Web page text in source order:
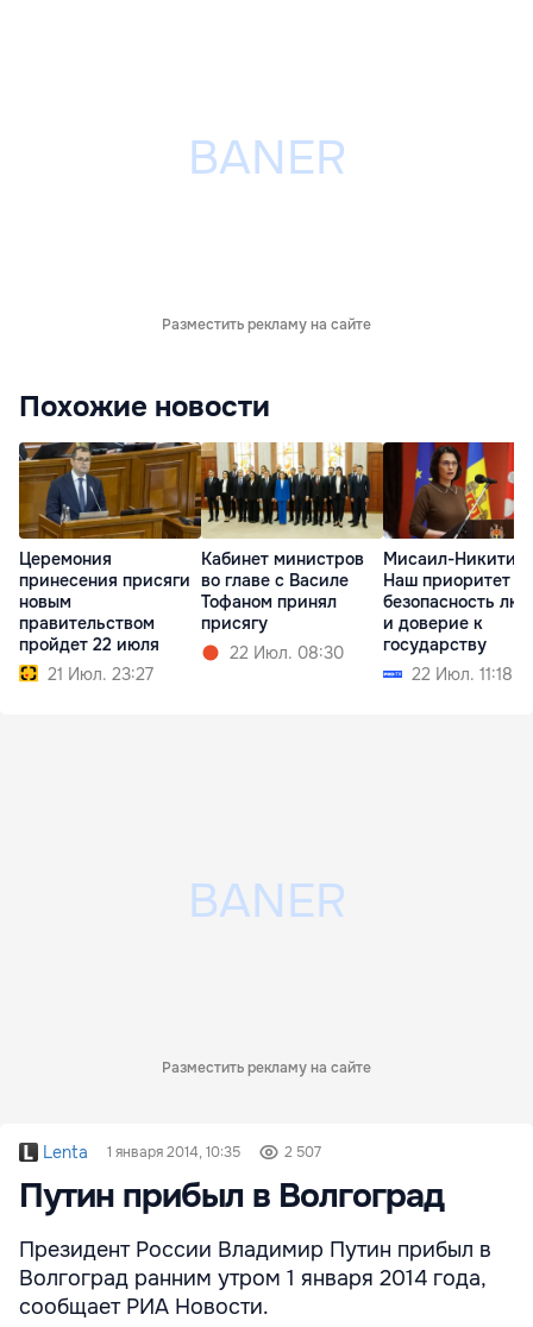
Разместить рекламу на сайте
Похожие новости
Церемония
принесения присяги
новым
правительством
пройдет 22 июля
21 Июл. 23:27
Кабинет министров
во главе с Василе
Тофаном принял
присягу
22 Июл. 08:30
Мисаил-Никитин:
Наш приоритет —
безопасность
и доверие к
государству
22 Июл. 11:18
Разместить рекламу на сайте
Lenta 1 января 2014, 10:35 2 507
Путин прибыл в Волгоград
Президент России Владимир Путин прибыл в
Волгоград ранним утром 1 января 2014 года,
сообщает РИА Новости.